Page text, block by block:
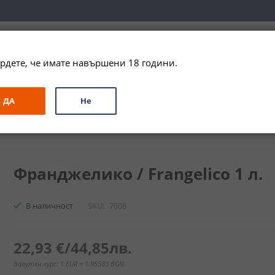
ЗА ПОДАРЪК ПРОМО СПЕЦИАЛНИ ПРЕДЛОЖЕНИЯ
Франджелико / Frangelico 1 л.
В наличност SKU 7608
22,93 €/44,85лв.
Валутен курс: 1 EUR = 1.95583 BGN
че имате навършени 18 години.
ДА Не